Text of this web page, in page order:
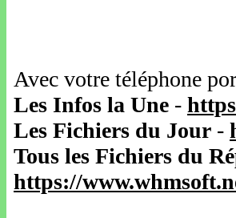
Avec votre téléphone
Les Infos la Une -
Les Fichiers du Jour -
Tous les Fichiers du
https://